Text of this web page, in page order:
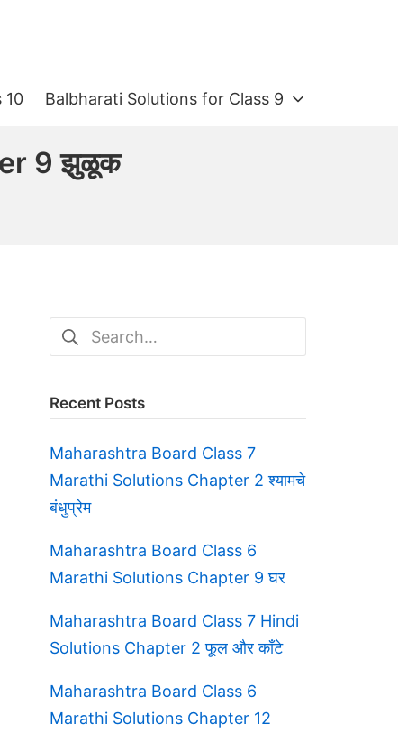
10 Balbharati Solutions for Class 9
9 झुळूक
Search
for:
Recent Posts
Maharashtra Board Class 7
Marathi Solutions Chapter 2 श्यामचे
बंधुप्रेम
Maharashtra Board Class 6
Marathi Solutions Chapter 9 घर
Maharashtra Board Class 7 Hindi
Solutions Chapter 2 फूल और काँटे
Maharashtra Board Class 6
Marathi Solutions Chapter 12